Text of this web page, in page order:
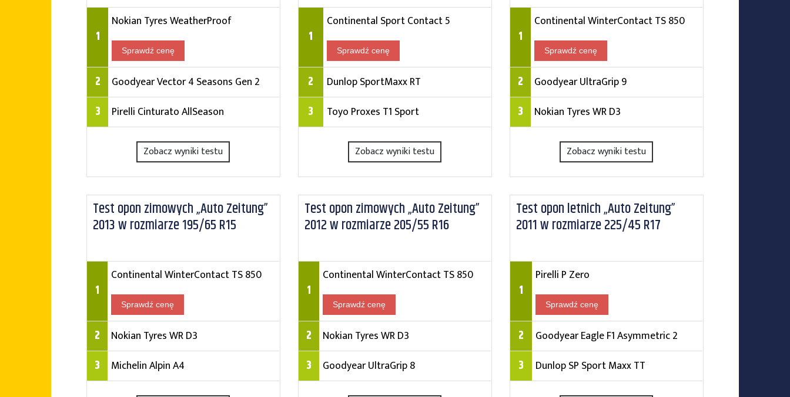
1
Nokian Tyres WeatherProof
Sprawdź cenę
2 Goodyear Vector 4 Seasons Gen 2
3 Pirelli Cinturato AllSeason
Zobacz wyniki testu
1
Continental Sport Contact 5
Sprawdź cenę
2 Dunlop SportMaxx RT
3 Toyo Proxes T1 Sport
Zobacz wyniki testu
1
Continental WinterContact TS 850
Sprawdź cenę
2 Goodyear UltraGrip 9
3 Nokian Tyres WR D3
Zobacz wyniki testu
Test opon zimowych „Auto Zeitung”
2013 w rozmiarze 195/65 R15
1
Continental WinterContact TS 850
Sprawdź cenę
2 Nokian Tyres WR D3
3 Michelin Alpin A4
Test opon zimowych „Auto Zeitung”
2012 w rozmiarze 205/55 R16
1
Continental WinterContact TS 850
Sprawdź cenę
2 Nokian Tyres WR D3
3 Goodyear UltraGrip 8
Test opon letnich „Auto Zeitung”
2011 w rozmiarze 225/45 R17
1
Pirelli P Zero
Sprawdź cenę
2 Goodyear Eagle F1 Asymmetric 2
3 Dunlop SP Sport Maxx TT